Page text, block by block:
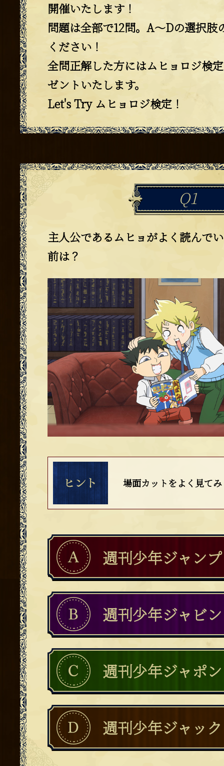
開催いたします！
問題は全部で12問。A～Dの選択肢
ください！
全問正解した方にはムヒョロジ検
ゼントいたします。
Let's Try ムヒョロジ検定！
Q1
主人公であるムヒョがよく読んで
前は？
場面カットをよく見て
週刊少年ジャンプ
週刊少年ジャビン
週刊少年ジャポン
週刊少年ジャック